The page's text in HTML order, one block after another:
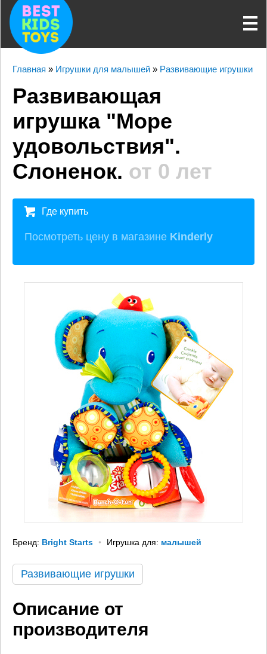
Главная » Игрушки для малышей » Развивающие игрушки
Развивающая
игрушка "Море
удовольствия".
Слоненок. от 0 лет
Где купить
Посмотреть цену в магазине Kinderly
Бренд: Bright Starts Игрушка для: малышей
Развивающие игрушки
Описание от
производителя